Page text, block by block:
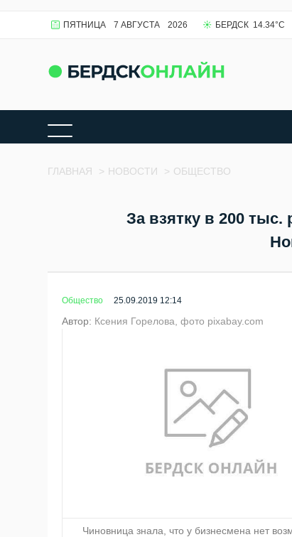
ПЯТНИЦА 7 АВГУСТА 2026 БЕРДСК 14.34°C
ГЛАВНАЯ > НОВОСТИ > ОБЩЕСТВО
За взятку в 200 тыс.
Общество 25.09.2019 12:14
Автор: Ксения Горелова, фото pixabay.com
Чиновница знала, что у бизнесмена нет